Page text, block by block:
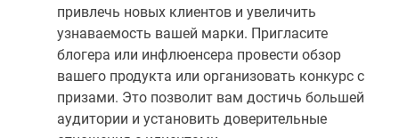
привлечь новых клиентов и увеличить
узнаваемость вашей марки. Пригласите
блогера или инфлюенсера провести обзор
вашего продукта или организовать конкурс с
призами. Это позволит вам достичь большей
аудитории и установить доверительные